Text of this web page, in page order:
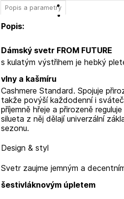
Popis a parametry
Popis:
Dámský svetr FROM FUTURE
s kulatým výstřihem je hebký
vlny a kašmíru
Cashmere Standard. Spojuje
takže povýší každodenní i
příjemně hřeje a přirozeně
silueta z něj dělají univerzální
sezonu.
Design & styl
Svetr zaujme jemným
šestivláknovým úpletem
a